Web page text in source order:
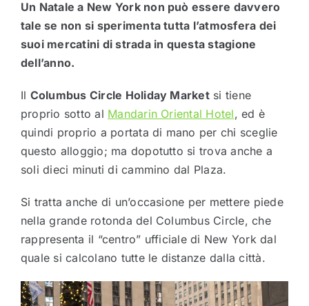
Un Natale a New York non può essere davvero
tale se non si sperimenta tutta l’atmosfera dei
suoi mercatini di strada in questa stagione
dell’anno.
Il Columbus Circle Holiday Marketsi tiene
proprio sotto al Mandarin Oriental Hotel, ed è
quindi proprio a portata di mano per chi sceglie
questo alloggio; ma dopotutto si trova anche a
soli dieci minuti di cammino dal Plaza.
Si tratta anche di un’occasione per mettere piede
nella grande rotonda del Columbus Circle, che
rappresenta il “centro” ufficiale di New York dal
quale si calcolano tutte le distanze dalla città.